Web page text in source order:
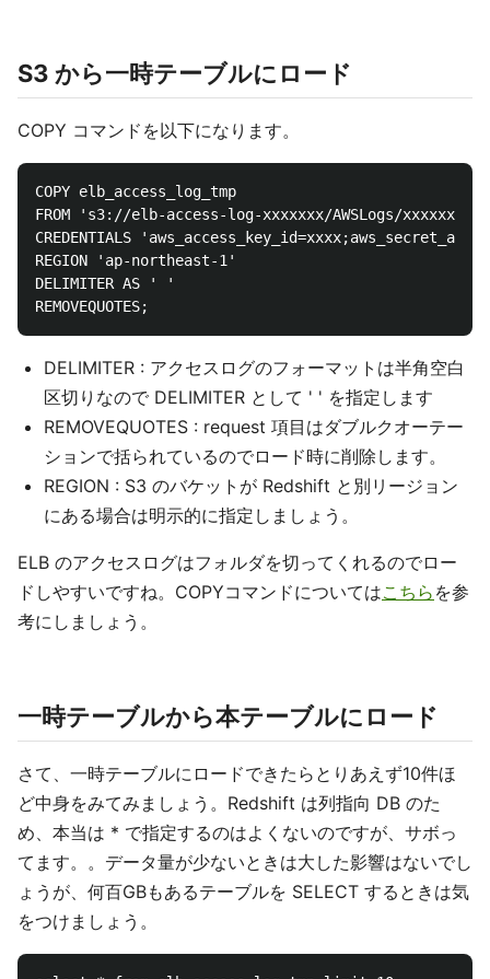
S3 から一時テーブルにロード
COPY コマンドを以下になります。
COPY elb_access_log_tmp
FROM 's3://elb-access-log-xxxxxxx/AWSLogs/
CREDENTIALS
REGION 'ap-northeast-1'
DELIMITER AS ' '
DELIMITER : アクセスログのフォーマットは半角空白
区切りなので DELIMITER として ' ' を指定します
REMOVEQUOTES : request 項目はダブルクオーテー
ションで括られているのでロード時に削除します。
REGION : S3 のバケットが Redshift と別リージョン
にある場合は明示的に指定しましょう。
ELB のアクセスログはフォルダを切ってくれるのでロー
ドしやすいですね。COPYコマンドについてはこちら を参
考にしましょう。
一時テーブルから本テーブルにロード
さて、一時テーブルにロードできたらとりあえず10件ほ
ど中身をみてみましょう。Redshift は列指向 DB のた
め、本当は * で指定するのはよくないのですが、サボっ
てます。。データ量が少ないときは大した影響はないでし
ょうが、何百GBもあるテーブルを SELECT するときは気
をつけましょう。